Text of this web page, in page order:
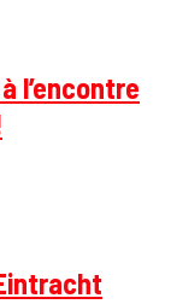
l’encontre